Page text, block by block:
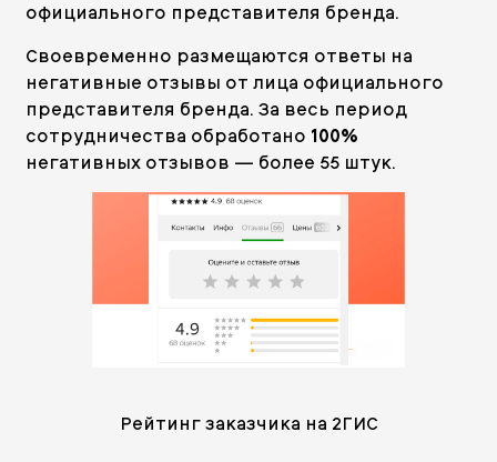
официального представителя бренда.
Своевременно размещаются ответы на
негативные отзывы от лица официального
представителя бренда. За весь период
сотрудничества обработано 100%
негативных отзывов — более 55 штук.
Рейтинг заказчика на 2ГИС